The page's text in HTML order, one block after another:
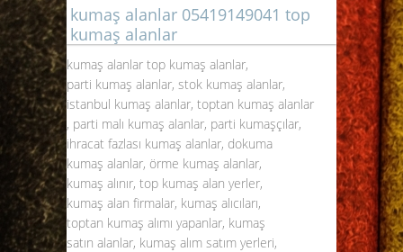
kumaş alanlar 05419149041 top
kumaş alanlar
kumaş alanlar top kumaş alanlar,
parti kumaş alanlar, stok kumaş alanlar,
istanbul kumaş alanlar, toptan kumaş alanlar
, parti malı kumaş alanlar, parti kumaşçılar,
ihracat fazlası kumaş alanlar, dokuma
kumaş alanlar, örme kumaş alanlar,
kumaş alınır, top kumaş alan yerler,
kumaş alan firmalar, kumaş alıcıları,
toptan kumaş alımı yapanlar, kumaş
satın alanlar, kumaş alım satım yerleri,